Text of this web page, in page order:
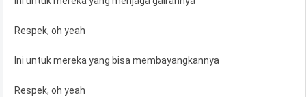
Respek, oh yeah
Ini untuk mereka yang bisa membayangkannya
Respek, oh yeah